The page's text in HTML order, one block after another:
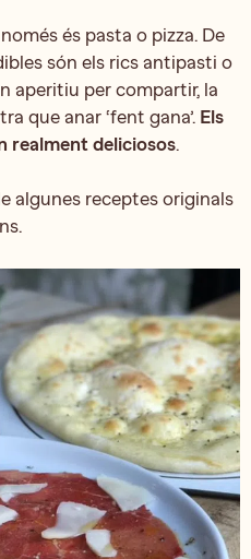
és pasta o pizza. De
són els rics antipasti o
aperitiu per compartir, la
que anar ‘fent gana’. Els
realment deliciosos.
algunes receptes originals